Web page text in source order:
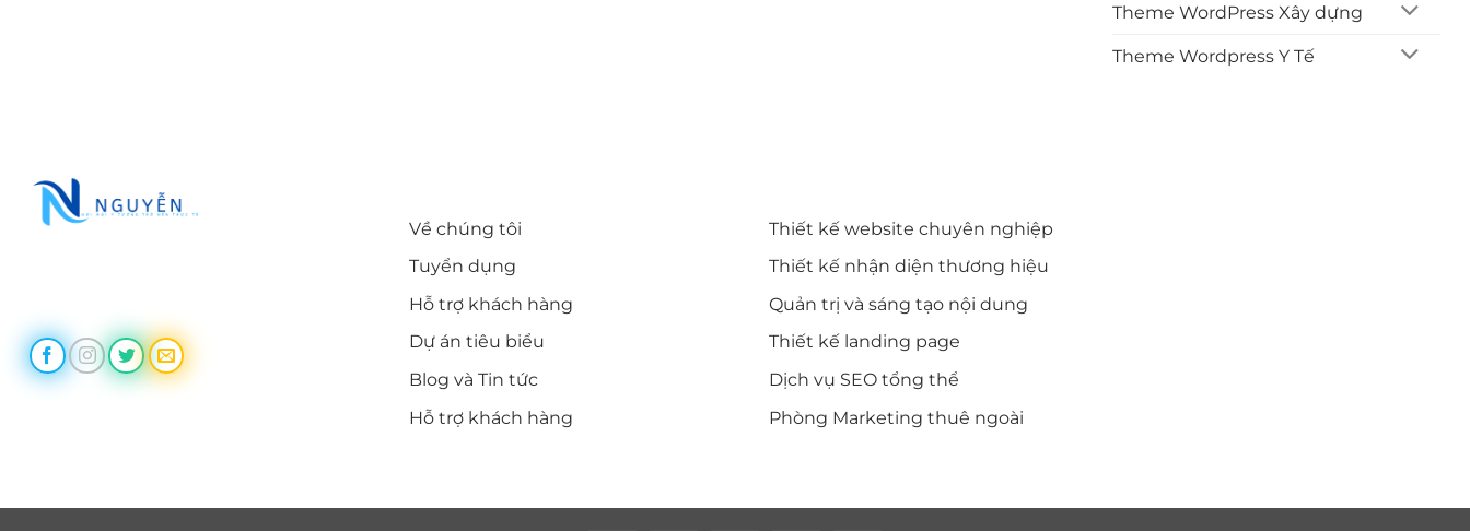
Theme WordPress Xây dựng
Theme Wordpress Y Tế
Về chúng tôi
Tuyển dụng
Hỗ trợ khách hàng
Dự án tiêu biểu
Blog và Tin tức
Hỗ trợ khách hàng
Thiết kế website chuyên nghiệp
Thiết kế nhận diện thương hiệu
Quản trị và sáng tạo nội dung
Thiết kế landing page
Dịch vụ SEO tổng thể
Phòng Marketing thuê ngoài